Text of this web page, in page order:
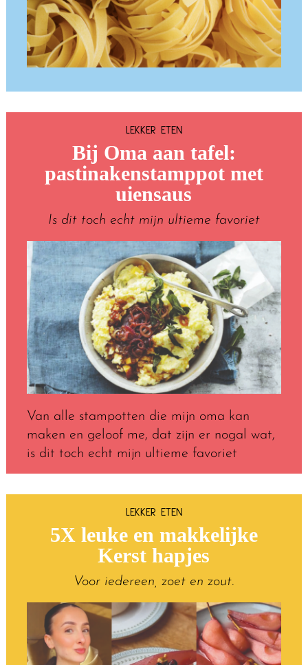
LEKKER ETEN
Bij Oma aan tafel:
pastinakenstamppot met
uiensaus
Is dit toch echt mijn ultieme favoriet
Van alle stampotten die mijn oma kan
maken en geloof me, dat zijn er nogal wat,
is dit toch echt mijn ultieme favoriet
LEKKER ETEN
5X leuke en makkelijke
Kerst hapjes
Voor iedereen, zoet en zout.